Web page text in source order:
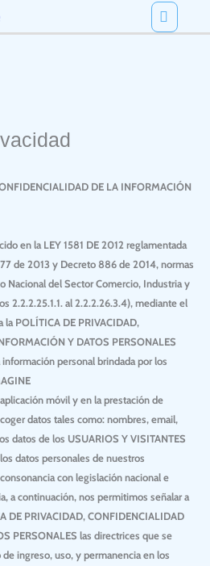
Menú
DE LA INFORMACIÓN
en la LEY 1581 DE 2012 reglamentada
de 2013 y Decreto 886 de 2014, normas
Nacional del Sector Comercio, Industria y
2.2.2.25.1.1. al 2.2.2.26.3.4), mediante el
la POLÍTICA DE PRIVACIDAD,
Y DATOS PERSONALES
personal brindada por los
móvil y en la prestación de
datos tales como: nombres, email,
datos de los USUARIOS Y VISITANTES
datos personales de nuestros
con legislación nacional e
a continuación, nos permitimos señalar a
DE PRIVACIDAD, CONFIDENCIALIDAD
PERSONALES las directrices que se
ingreso, uso, y permanencia en los